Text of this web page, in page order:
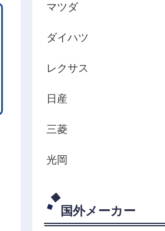
マツダ
ダイハツ
レクサス
日産
三菱
光岡
国外メーカー